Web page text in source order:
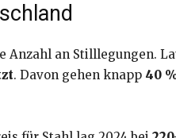
Anzahl an Stilllegungen.
. Davon gehen knapp 40